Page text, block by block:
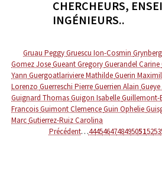
CHERCHEURS,
INGÉNIEURS..
Gruau PeggyGruescu Ion-Cosmin
Gomez JoseGueant GregoryGuerandel Carine
Yann Guergoatlariviere MathildeGuerin
Lorenzo Guerreschi PierreGuerrien Alain
Guignard ThomasGuigon IsabelleGuillemont-
FrancoisGuimont ClemenceGuin Ophelie
MarcGutierrez-Ruiz Carolina
Précédent…44454647484950515253